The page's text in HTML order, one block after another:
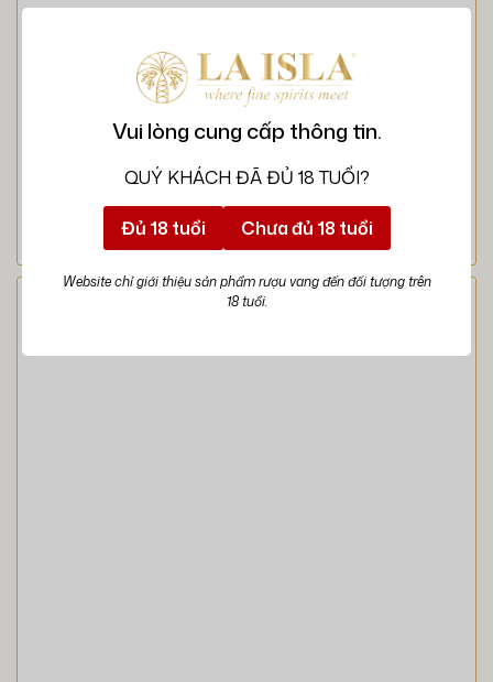
Vui lòng cung cấp thông tin.
QUÝ KHÁCH ĐÃ ĐỦ 18 TUỔI?
Đủ 18 tuổi Chưa đủ 18 tuổi
Website chỉ giới thiệu sản phẩm rượu vang đến đối tượng trên
18 tuổi.